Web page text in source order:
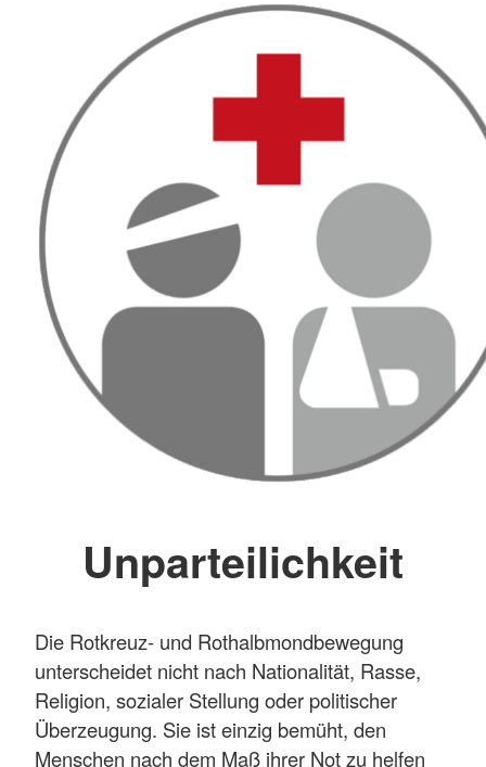
Unparteilichkeit
Die Rotkreuz- und Rothalbmondbewegung
unterscheidet nicht nach Nationalität, Rasse,
Religion, sozialer Stellung oder politischer
Überzeugung. Sie ist einzig bemüht, den
Menschen nach dem Maß ihrer Not zu helfen